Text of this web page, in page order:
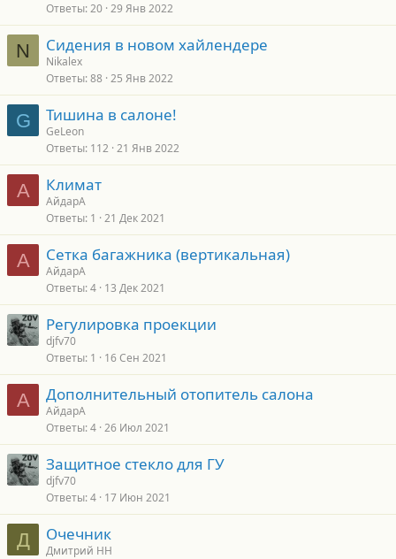
Ответы 20 29 Янв 2022
N Сидения в новом хайлендере
Nikalex
Ответы 88 25 Янв 2022
G Тишина в салоне!
GeLeon
Ответы 112 21 Янв 2022
А Климат
АйдарА
Ответы 1 21 Дек 2021
А Сетка багажника (вертикальная)
АйдарА
Ответы 4 13 Дек 2021
Регулировка проекции
djfv70
Ответы 1 16 Сен 2021
А Дополнительный отопитель салона
АйдарА
Ответы 4 26 Июл 2021
Защитное стекло для ГУ
djfv70
Ответы 4 17 Июн 2021
Д Очечник
Дмитрий НН